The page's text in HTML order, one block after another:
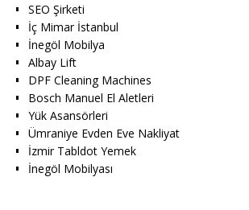
SEO Şirketi
İç Mimar İstanbul
İnegöl Mobilya
Albay Lift
DPF Cleaning Machines
Bosch Manuel El Aletleri
Yük Asansörleri
Ümraniye Evden Eve Nakliyat
İzmir Tabldot Yemek
İnegöl Mobilyası